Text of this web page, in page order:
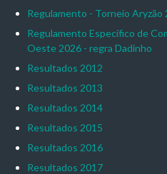
Regulamento - Torneio Aryzão
Regulamento Específico de
Oeste 2026 - regra Dadinho
Resultados 2012
Resultados 2013
Resultados 2014
Resultados 2015
Resultados 2016
Resultados 2017